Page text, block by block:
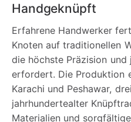
Handgeknüpft
Erfahrene Handwerker
Knoten auf traditionellen
die höchste Präzision und
erfordert. Die Produktion
Karachi und Peshawar,
jahrhundertealter
Materialien und